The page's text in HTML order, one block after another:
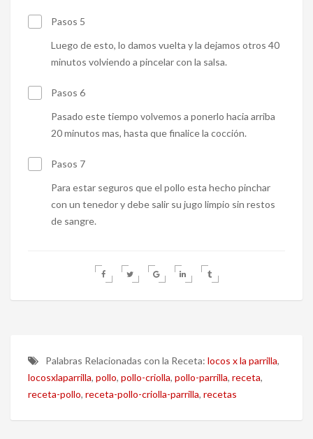
Pasos 5
Luego de esto, lo damos vuelta y la dejamos otros 40
minutos volviendo a pincelar con la salsa.
Pasos 6
Pasado este tiempo volvemos a ponerlo hacia arriba
20 minutos mas, hasta que finalice la cocción.
Pasos 7
Para estar seguros que el pollo esta hecho pinchar
con un tenedor y debe salir su jugo limpio sin restos
de sangre.
Palabras Relacionadas con la Receta: locos x la parrilla,
locosxlaparrilla, pollo, pollo-criolla, pollo-parrilla, receta,
receta-pollo, receta-pollo-criolla-parrilla, recetas